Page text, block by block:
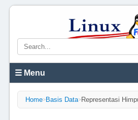
☰ Menu
Home>Basis Data>